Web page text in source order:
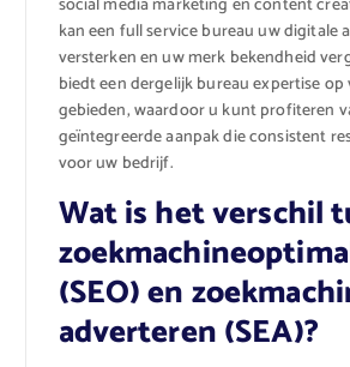
social media marketing en content
kan een full service bureau uw digitale
versterken en uw merk bekendheid
biedt een dergelijk bureau expertise
gebieden, waardoor u kunt profiteren
geïntegreerde aanpak die consistent
voor uw bedrijf.
Wat is het verschil
(SEO) en
adverteren (SEA)?